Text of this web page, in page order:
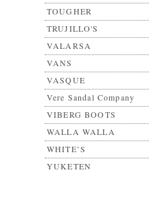
TOUGHER
TRUJILLO'S
VALARSA
VANS
VASQUE
Vere Sandal Company
VIBERG BOOTS
WALLA WALLA
WHITE’S
YUKETEN